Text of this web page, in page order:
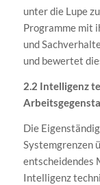
unter die Lupe
Programme mit
und
und bewertet
2.2 Intelligenz
Die
Systemgrenzen
entscheidendes
Intelligenz